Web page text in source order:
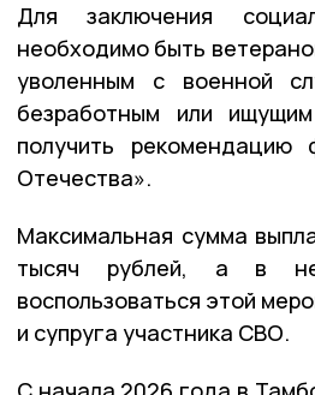
Для заключения
необходимо быть
уволенным с военной
безработным или
получить рекомендацию
Отечества».
Максимальная сумма
тысяч рублей, а в
воспользоваться этой
и супруга участника СВО.